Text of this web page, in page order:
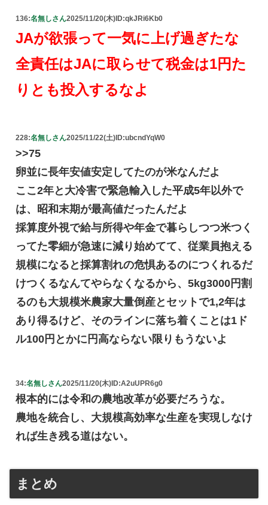
136:名無しさん2025/11/20(木)ID:qkJRi6Kb0
JAが欲張って一気に上げ過ぎたな
全責任はJAに取らせて税金は1円た
りとも投入するなよ
228:名無しさん2025/11/22(土)ID:ubcndYqW0
>>75
卵並に長年安値安定してたのが米なんだよ
ここ2年と大冷害で緊急輸入した平成5年以外で
は、昭和末期が最高値だったんだよ
採算度外視で給与所得や年金で暮らしつつ米つく
ってた零細が急速に減り始めてて、従業員抱える
規模になると採算割れの危惧あるのにつくれるだ
けつくるなんてやらなくなるから、5kg3000円割
るのも大規模米農家大量倒産とセットで1,2年は
あり得るけど、そのラインに落ち着くことは1ド
ル100円とかに円高ならない限りもうないよ
34:名無しさん2025/11/20(木) ID:A2uUPR6g0
根本的には令和の農地改革が必要だろうな。
農地を統合し、大規模高効率な生産を実現しなけ
れば生き残る道はない。
まとめ